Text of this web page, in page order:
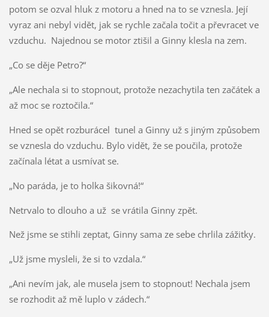
potom se ozval hluk z motoru a hned na to se vznesla. Její
vyraz ani nebyl vidět, jak se rychle začala točit a převracet ve
vzduchu. Najednou se motor ztišil a Ginny klesla na zem.
„Co se děje Petro?“
„Ale nechala si to stopnout, protože nezachytila ten začátek a
až moc se roztočila.“
Hned se opět rozburácel tunel a Ginny už s jiným způsobem
se vznesla do vzduchu. Bylo vidět, že se poučila, protože
začínala létat a usmívat se.
„No paráda, je to holka šikovná!“
Netrvalo to dlouho a už se vrátila Ginny zpět.
Než jsme se stihli zeptat, Ginny sama ze sebe chrlila zážitky.
„Už jsme mysleli, že si to vzdala.“
„Ani nevím jak, ale musela jsem to stopnout! Nechala jsem
se rozhodit až mě luplo v zádech.“